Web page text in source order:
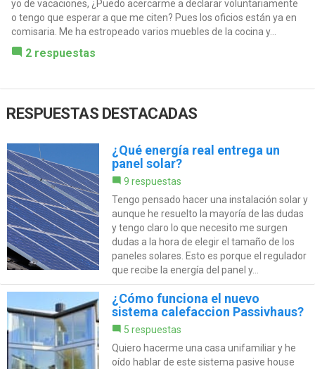
yo de vacaciones, ¿Puedo acercarme a declarar voluntariamente
o tengo que esperar a que me citen? Pues los oficios están ya en
comisaria. Me ha estropeado varios muebles de la cocina y...
2 respuestas
RESPUESTAS DESTACADAS
¿Qué energía real entrega un
panel solar?
9 respuestas
Tengo pensado hacer una instalación solar y
aunque he resuelto la mayoría de las dudas
y tengo claro lo que necesito me surgen
dudas a la hora de elegir el tamaño de los
paneles solares. Esto es porque el regulador
que recibe la energía del panel y...
¿Cómo funciona el nuevo
sistema calefaccion Passivhaus?
5 respuestas
Quiero hacerme una casa unifamiliar y he
oído hablar de este sistema pasive house